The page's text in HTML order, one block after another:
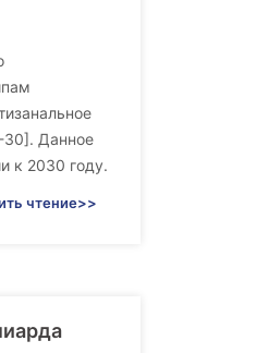
30]. Данное
к 2030 году.
чтение>>